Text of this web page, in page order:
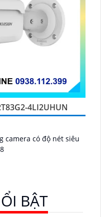
4LI2UHUN
camera có độ nét siêu
BẬT